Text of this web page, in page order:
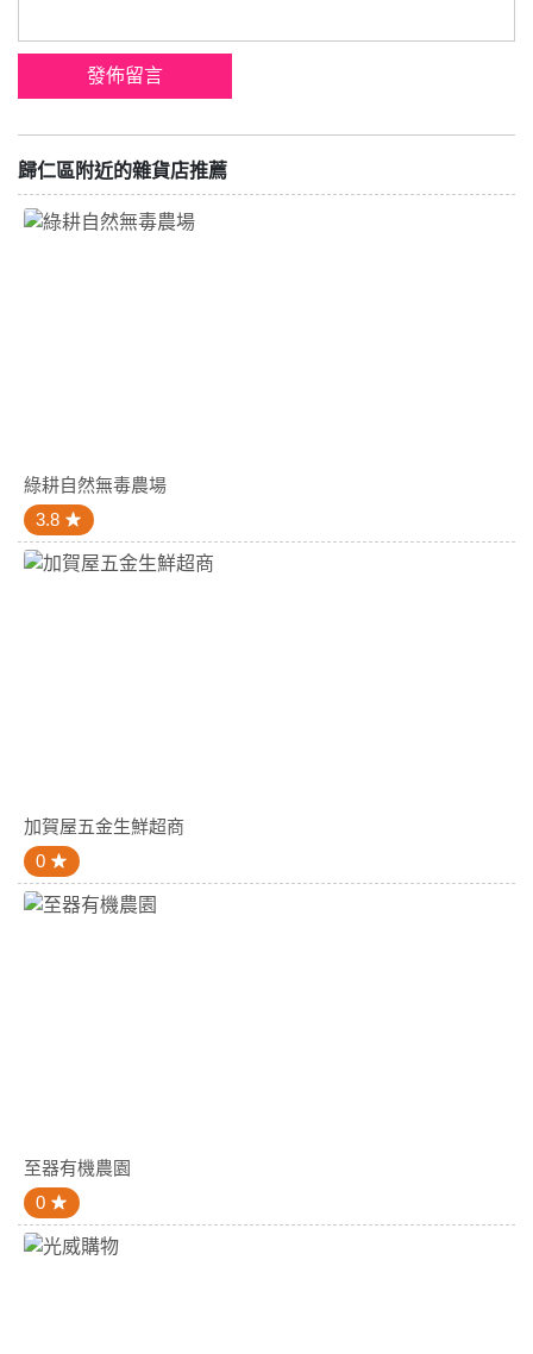
歸仁區附近的雜貨店推薦
綠耕自然無毒農場
3.8
加賀屋五金生鮮超商
0
至器有機農園
0